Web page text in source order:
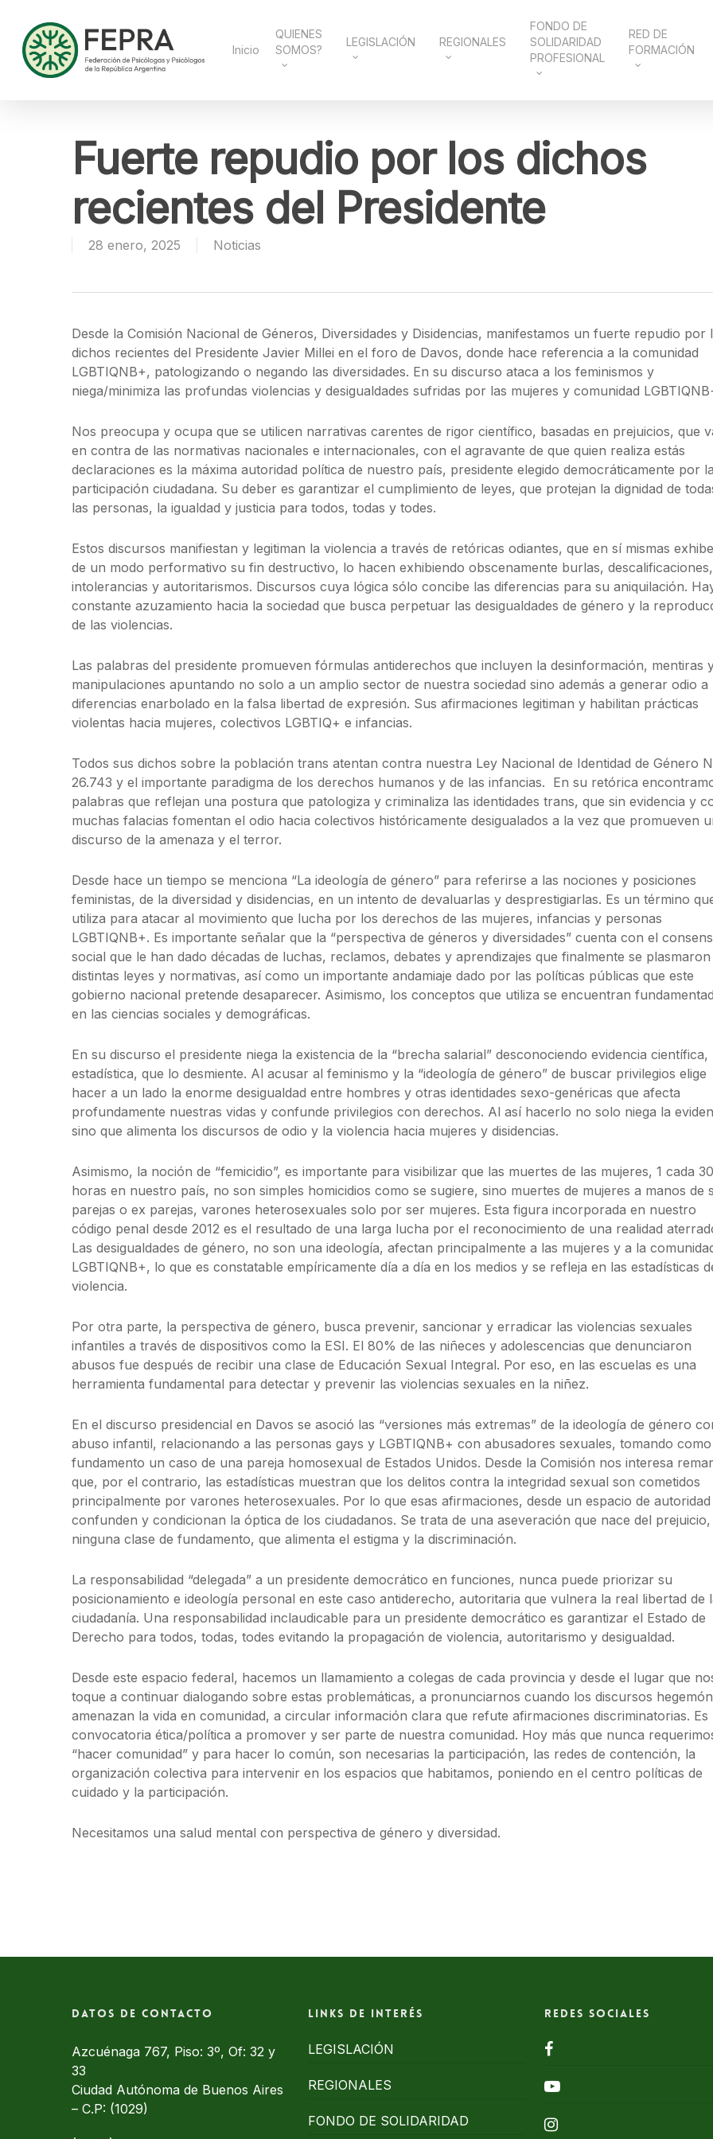
main
content
Inicio
QUIENES
SOMOS?
LEGISLACIÓN REGIONALES
FONDO DE
SOLIDARIDAD
PROFESIONAL
RED DE
FORMACIÓN
Fuerte repudio por los dichos
recientes del Presidente
28 enero, 2025 Noticias
Desde la Comisión Nacional de Géneros, Diversidades y Disidencias, manifestamos un fuerte repudio por
dichos recientes del Presidente Javier Millei en el foro de Davos, donde hace referencia a la comunidad
LGBTIQNB+, patologizando o negando las diversidades. En su discurso ataca a los feminismos y
niega/minimiza las profundas violencias y desigualdades sufridas por las mujeres y comunidad
Nos preocupa y ocupa que se utilicen narrativas carentes de rigor científico, basadas en prejuicios, que
en contra de las normativas nacionales e internacionales, con el agravante de que quien realiza estás
declaraciones es la máxima autoridad política de nuestro país, presidente elegido democráticamente por la
participación ciudadana. Su deber es garantizar el cumplimiento de leyes, que protejan la dignidad de
las personas, la igualdad y justicia para todos, todas y todes.
Estos discursos manifiestan y legitiman la violencia a través de retóricas odiantes, que en sí mismas
de un modo performativo su fin destructivo, lo hacen exhibiendo obscenamente burlas, descalificaciones,
intolerancias y autoritarismos. Discursos cuya lógica sólo concibe las diferencias para su aniquilación.
constante azuzamiento hacia la sociedad que busca perpetuar las desigualdades de género y la
de las violencias.
Las palabras del presidente promueven fórmulas antiderechos que incluyen la desinformación, mentiras
manipulaciones apuntando no solo a un amplio sector de nuestra sociedad sino además a generar odio a
diferencias enarbolado en la falsa libertad de expresión. Sus afirmaciones legitiman y habilitan prácticas
violentas hacia mujeres, colectivos LGBTIQ+ e infancias.
Todos sus dichos sobre la población trans atentan contra nuestra Ley Nacional de Identidad de Género
26.743 y el importante paradigma de los derechos humanos y de las infancias. En su retórica
palabras que reflejan una postura que patologiza y criminaliza las identidades trans, que sin evidencia y
muchas falacias fomentan el odio hacia colectivos históricamente desigualados a la vez que promueven
discurso de la amenaza y el terror.
Desde hace un tiempo se menciona “La ideología de género” para referirse a las nociones y posiciones
feministas, de la diversidad y disidencias, en un intento de devaluarlas y desprestigiarlas. Es un término
utiliza para atacar al movimiento que lucha por los derechos de las mujeres, infancias y personas
LGBTIQNB+. Es importante señalar que la “perspectiva de géneros y diversidades” cuenta con el
social que le han dado décadas de luchas, reclamos, debates y aprendizajes que finalmente se plasmaron
distintas leyes y normativas, así como un importante andamiaje dado por las políticas públicas que este
gobierno nacional pretende desaparecer. Asimismo, los conceptos que utiliza se encuentran
en las ciencias sociales y demográficas.
En su discurso el presidente niega la existencia de la “brecha salarial” desconociendo evidencia científica,
estadística, que lo desmiente. Al acusar al feminismo y la “ideología de género” de buscar privilegios elige
hacer a un lado la enorme desigualdad entre hombres y otras identidades sexo-genéricas que afecta
profundamente nuestras vidas y confunde privilegios con derechos. Al así hacerlo no solo niega la
sino que alimenta los discursos de odio y la violencia hacia mujeres y disidencias.
Asimismo, la noción de “femicidio”, es importante para visibilizar que las muertes de las mujeres, 1 cada 30
horas en nuestro país, no son simples homicidios como se sugiere, sino muertes de mujeres a manos de
parejas o ex parejas, varones heterosexuales solo por ser mujeres. Esta figura incorporada en nuestro
código penal desde 2012 es el resultado de una larga lucha por el reconocimiento de una realidad
Las desigualdades de género, no son una ideología, afectan principalmente a las mujeres y a la
LGBTIQNB+, lo que es constatable empíricamente día a día en los medios y se refleja en las estadísticas
violencia.
Por otra parte, la perspectiva de género, busca prevenir, sancionar y erradicar las violencias sexuales
infantiles a través de dispositivos como la ESI. El 80% de las niñeces y adolescencias que denunciaron
abusos fue después de recibir una clase de Educación Sexual Integral. Por eso, en las escuelas es una
herramienta fundamental para detectar y prevenir las violencias sexuales en la niñez.
En el discurso presidencial en Davos se asoció las “versiones más extremas” de la ideología de género
abuso infantil, relacionando a las personas gays y LGBTIQNB+ con abusadores sexuales, tomando como
fundamento un caso de una pareja homosexual de Estados Unidos. Desde la Comisión nos interesa
que, por el contrario, las estadísticas muestran que los delitos contra la integridad sexual son cometidos
principalmente por varones heterosexuales. Por lo que esas afirmaciones, desde un espacio de autoridad
confunden y condicionan la óptica de los ciudadanos. Se trata de una aseveración que nace del prejuicio,
ninguna clase de fundamento, que alimenta el estigma y la discriminación.
La responsabilidad “delegada” a un presidente democrático en funciones, nunca puede priorizar su
posicionamiento e ideología personal en este caso antiderecho, autoritaria que vulnera la real libertad de
ciudadanía. Una responsabilidad inclaudicable para un presidente democrático es garantizar el Estado de
Derecho para todos, todas, todes evitando la propagación de violencia, autoritarismo y desigualdad.
Desde este espacio federal, hacemos un llamamiento a colegas de cada provincia y desde el lugar que
toque a continuar dialogando sobre estas problemáticas, a pronunciarnos cuando los discursos
amenazan la vida en comunidad, a circular información clara que refute afirmaciones discriminatorias. Es
convocatoria ética/política a promover y ser parte de nuestra comunidad. Hoy más que nunca
“hacer comunidad” y para hacer lo común, son necesarias la participación, las redes de contención, la
organización colectiva para intervenir en los espacios que habitamos, poniendo en el centro políticas de
cuidado y la participación.
Necesitamos una salud mental con perspectiva de género y diversidad.
Datos de contacto
Azcuénaga 767, Piso: 3º, Of: 32 y
33
Ciudad Autónoma de Buenos Aires
– C.P: (1029)
Links de interés
LEGISLACIÓN
REGIONALES
FONDO DE SOLIDARIDAD
Redes Sociales
facebook
youtube
instagram